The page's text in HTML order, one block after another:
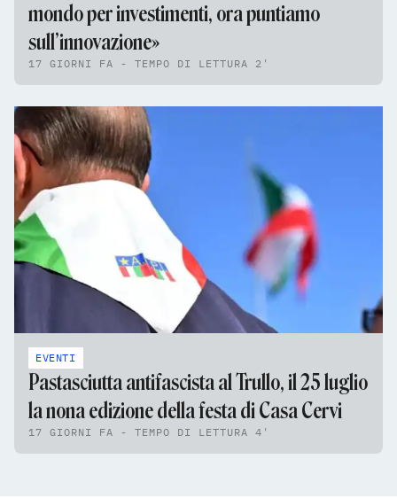
mondo per investimenti, ora puntiamo
sull’innovazione»
17 GIORNI FA - TEMPO DI LETTURA 2'
EVENTI
Pastasciutta antifascista al Trullo, il 25 luglio
la nona edizione della festa di Casa Cervi
17 GIORNI FA - TEMPO DI LETTURA 4'